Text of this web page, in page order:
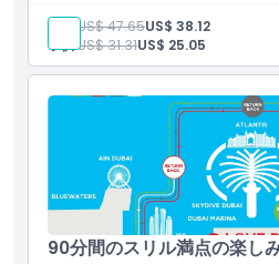
マリーナ発パーム・ジュメイラ
ードボートツアー
ドバイの海岸線とアトランティ
世界的に有名な名所での写真撮
冒険と観光が融合したスリリン
出発時刻：午前9:00、午前11:00、午
大人: US$ 47.65US$ 38.12
子供:US$ 31.31US$ 25.05
90分間のスリル満点の楽し